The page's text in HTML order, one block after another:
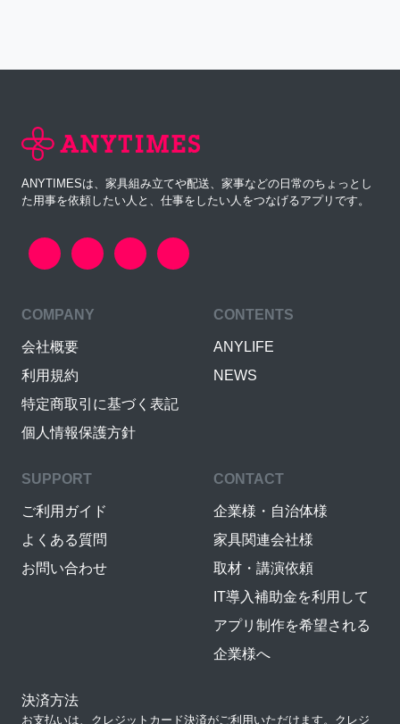
ANYTIMESは、家具組み立てや配送、家事などの日常のちょっとし
た用事を依頼したい人と、仕事をしたい人をつなげるアプリです。
COMPANY
会社概要
利用規約
特定商取引に基づく表記
個人情報保護方針
CONTENTS
ANYLIFE
NEWS
SUPPORT
ご利用ガイド
よくある質問
お問い合わせ
CONTACT
企業様・自治体様
家具関連会社様
取材・講演依頼
IT導入補助金を利用して
アプリ制作を希望される
企業様へ
決済方法
お支払いは、クレジットカード決済がご利用いただけます。クレジ